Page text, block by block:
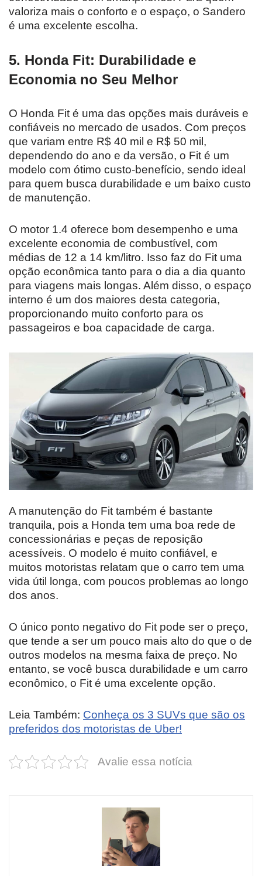
valoriza mais o conforto e o espaço, o Sandero
é uma excelente escolha.
5. Honda Fit: Durabilidade e
Economia no Seu Melhor
O Honda Fit é uma das opções mais duráveis e
confiáveis no mercado de usados. Com preços
que variam entre R$ 40 mil e R$ 50 mil,
dependendo do ano e da versão, o Fit é um
modelo com ótimo custo-benefício, sendo ideal
para quem busca durabilidade e um baixo custo
de manutenção.
O motor 1.4 oferece bom desempenho e uma
excelente economia de combustível, com
médias de 12 a 14 km/litro. Isso faz do Fit uma
opção econômica tanto para o dia a dia quanto
para viagens mais longas. Além disso, o espaço
interno é um dos maiores desta categoria,
proporcionando muito conforto para os
passageiros e boa capacidade de carga.
A manutenção do Fit também é bastante
tranquila, pois a Honda tem uma boa rede de
concessionárias e peças de reposição
acessíveis. O modelo é muito confiável, e
muitos motoristas relatam que o carro tem uma
vida útil longa, com poucos problemas ao longo
dos anos.
O único ponto negativo do Fit pode ser o preço,
que tende a ser um pouco mais alto do que o de
outros modelos na mesma faixa de preço. No
entanto, se você busca durabilidade e um carro
econômico, o Fit é uma excelente opção.
Leia Também: Conheça os 3 SUVs que são os
preferidos dos motoristas de Uber!
Avalie essa notícia